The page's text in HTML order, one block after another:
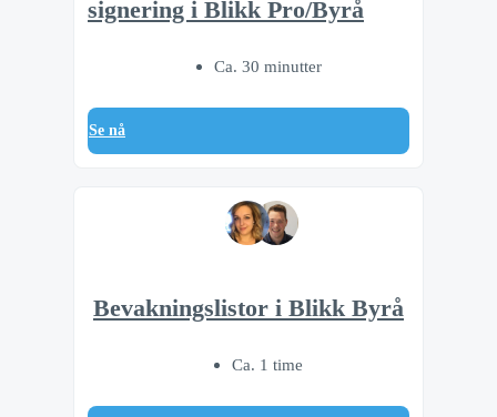
signering i Blikk Pro/Byrå
Ca. 30 minutter
Se nå
Bevakningslistor i Blikk Byrå
Ca. 1 time